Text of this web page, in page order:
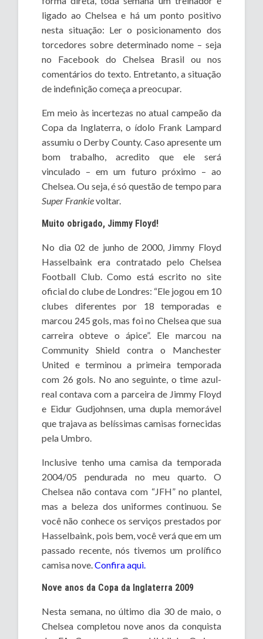
ligado ao Chelsea e há um ponto positivo
nesta situação: Ler o posicionamento dos
torcedores sobre determinado nome – seja
no Facebook do Chelsea Brasil ou nos
comentários do texto. Entretanto, a situação
de indefinição começa a preocupar.
Em meio às incertezas no atual campeão da
Copa da Inglaterra, o ídolo Frank Lampard
assumiu o Derby County. Caso apresente um
bom trabalho, acredito que ele será
vinculado – em um futuro próximo – ao
Chelsea. Ou seja, é só questão de tempo para
Super Frankievoltar.
Muito obrigado, Jimmy Floyd!
No dia 02 de junho de 2000, Jimmy Floyd
Hasselbaink era contratado pelo Chelsea
Football Club. Como está escrito no site
oficial do clube de Londres: “Ele jogou em 10
clubes diferentes por 18 temporadas e
marcou 245 gols, mas foi no Chelsea que sua
carreira obteve o ápice”. Ele marcou na
Community Shield contra o Manchester
United e terminou a primeira temporada
com 26 gols. No ano seguinte, o time azul-
real contava com a parceira de Jimmy Floyd
e Eidur Gudjohnsen, uma dupla memorável
que trajava as belíssimas camisas fornecidas
pela Umbro.
Inclusive tenho uma camisa da temporada
2004/05 pendurada no meu quarto. O
Chelsea não contava com “JFH” no plantel,
mas a beleza dos uniformes continuou. Se
você não conhece os serviços prestados por
Hasselbaink, pois bem, você verá que em um
passado recente, nós tivemos um prolífico
camisa nove.Confira aqui.
Nove anos da Copa da Inglaterra 2009
Nesta semana, no último dia 30 de maio, o
Chelsea completou nove anos da conquista